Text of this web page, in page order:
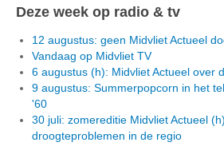
Deze week op radio & tv
12 augustus: geen Midvliet Actueel
Vandaag op Midvliet TV
6 augustus (h): Midvliet Actueel over
9 augustus: Summerpopcorn in het
'60
30 juli: zomereditie Midvliet Actueel
droogteproblemen in de regio